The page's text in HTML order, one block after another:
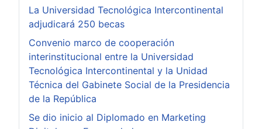
La Universidad Tecnológica Intercontinental
adjudicará 250 becas
Convenio marco de cooperación
interinstitucional entre la Universidad
Tecnológica Intercontinental y la Unidad
Técnica del Gabinete Social de la Presidencia
de la República
Se dio inicio al Diplomado en Marketing